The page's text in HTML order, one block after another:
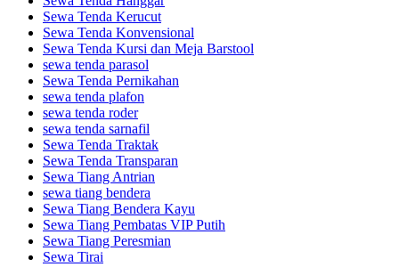
Sewa Tenda Kerucut
Sewa Tenda Konvensional
Sewa Tenda Kursi dan Meja Barstool
sewa tenda parasol
Sewa Tenda Pernikahan
sewa tenda plafon
sewa tenda roder
sewa tenda sarnafil
Sewa Tenda Traktak
Sewa Tenda Transparan
Sewa Tiang Antrian
sewa tiang bendera
Sewa Tiang Bendera Kayu
Sewa Tiang Pembatas VIP Putih
Sewa Tiang Peresmian
Sewa Tirai